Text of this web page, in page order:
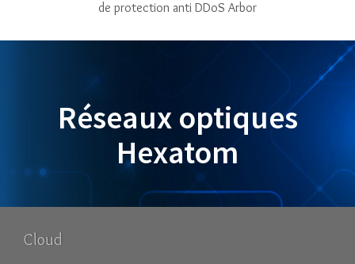
de protection anti DDoS Arbor
Réseaux optiques
Hexatom
Cloud